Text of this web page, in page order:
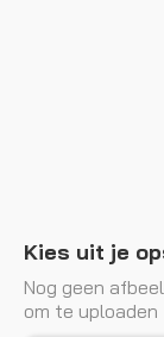
Kies uit je
Nog geen
om te uploaden